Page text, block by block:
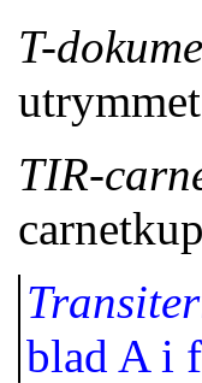
T-
TIR-
blad A i